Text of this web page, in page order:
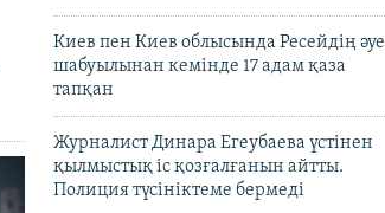
Киев пен Киев облысында Ресейдің әуе
шабуылынан кемінде 17 адам қаза
тапқан
Журналист Динара Егеубаева үстінен
қылмыстық іс қозғалғанын айтты.
Полиция түсініктеме бермеді